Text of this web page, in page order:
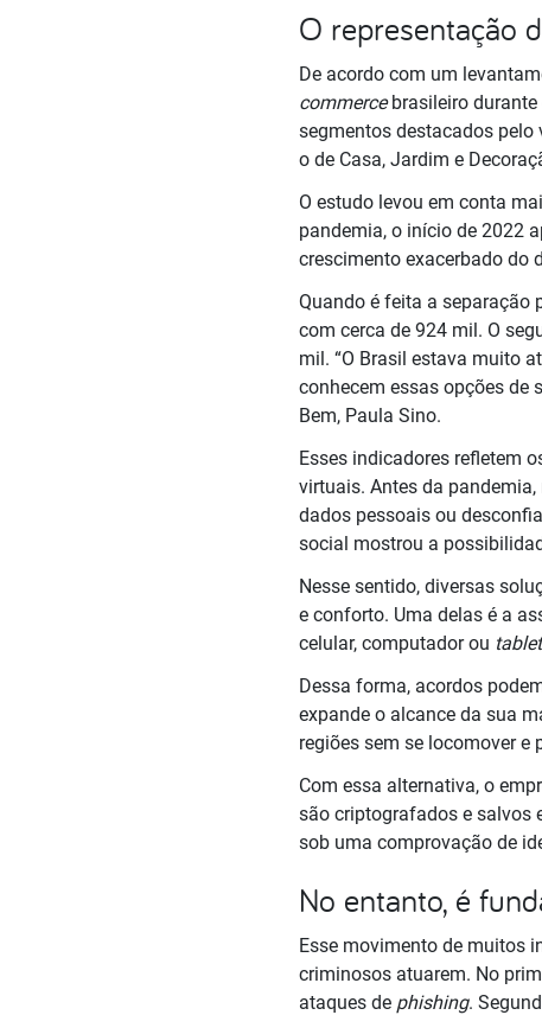
O representação
De acordo com um
commercebrasileiro durante
segmentos destacados
o de Casa, Jardim e
O estudo levou em conta
pandemia, o início de 2022
crescimento exacerbado do
Quando é feita a separação
com cerca de 924 mil. O
mil. “O Brasil estava muito
conhecem essas opções de
Bem, Paula Sino.
Esses indicadores refletem
virtuais. Antes da
dados pessoais ou
social mostrou a
Nesse sentido, diversas
e conforto. Uma delas é a
celular, computador ou tablet
Dessa forma, acordos
expande o alcance da sua
regiões sem se locomover e
Com essa alternativa, o
são criptografados e salvos
sob uma comprovação de
No entanto, é
Esse movimento de muitos
criminosos atuarem. No
ataques de phishing.